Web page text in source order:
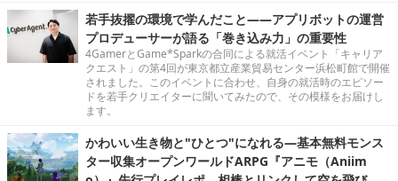
若手抜擢の環境で学んだこと――アプリボットの運営
プロデューサーが語る「巻き込み力」の重要性
4GamerとGame*Sparkの合同による就活イベント「キャリア
クエスト」の第4回が東京都立産業貿易センター浜松町館で開催
されました。このイベントに合わせ、自身の就活時のエピソー
ドを若手クリエイターに聞いてみたので、その模様をお届けし
ます。
かわいい生き物と"ひとつ"になれる―基本無料モンス
ター収集オープンワールドARPG『アニモ（Aniim